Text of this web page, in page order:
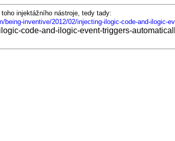
injektážního nástroje, tedy tady:
being-inventive/2012/02/injecting-ilogic-code-and-ilogic-
code-and-ilogic-event-triggers-